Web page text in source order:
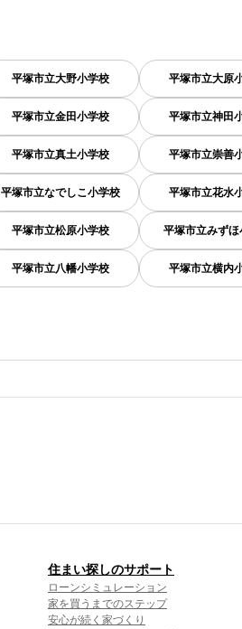
平塚市立大野小学校 平塚市立大原
平塚市立金田小学校 平塚市立神田
平塚市立真土小学校 平塚市立崇善
平塚市立なでしこ小学校 平塚市立花水
平塚市立松原小学校 平塚市立みずほ
平塚市立八幡小学校 平塚市立横内
住まい探しのサポート
ローンシミュレーション
家を買うまでのステップ
安心が続く家づくり